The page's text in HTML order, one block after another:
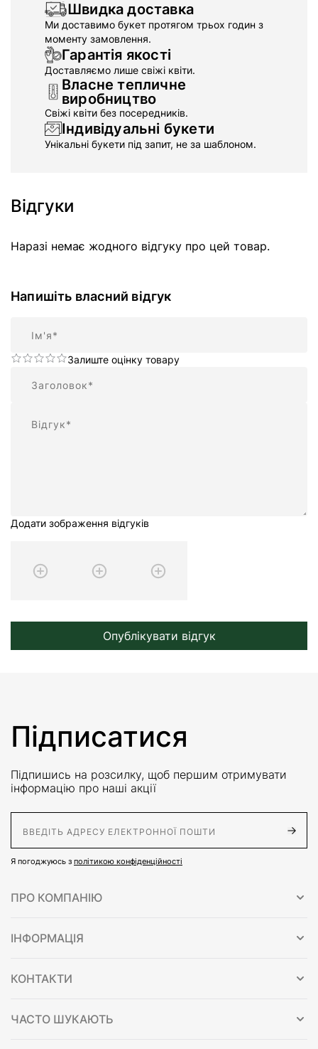
Швидка доставка
Ми доставимо букет протягом трьох годин з
моменту замовлення.
Гарантія якості
Доставляємо лише свіжі квіти.
Власне тепличне
виробництво
Свіжі квіти без посередників.
Індивідуальні букети
Унікальні букети під запит, не за шаблоном.
Відгуки
Наразі немає жодного відгуку про цей товар.
Напишіть власний відгук
Залиште оцінку товару
Додати зображення відгуків
Опублікувати відгук
Підписатися
Підпишись на розсилку, щоб першим отримувати
інформацію про наші акції
Я погоджуюсь з політикою конфіденційності
ПРО КОМПАНІЮ
ІНФОРМАЦІЯ
КОНТАКТИ
ЧАСТО ШУКАЮТЬ